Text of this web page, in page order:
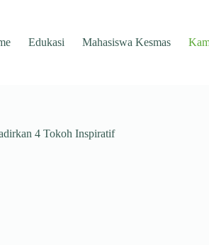
Edukasi Mahasiswa Kesmas